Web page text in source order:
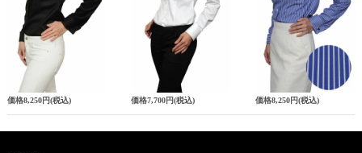
価格8,250円(税込) 価格7,700円(税込) 価格8,250円(税込)